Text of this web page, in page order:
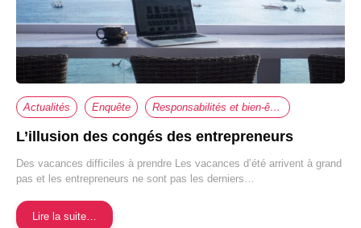
Actualités Enquête Responsabilités et bien-être au travail
L’illusion des congés des entrepreneurs
Des vacances difficiles à prendre Les vacances d’été arrivent à grand
pas et les entrepreneurs ne sont pas les derniers…
Lire la suite…